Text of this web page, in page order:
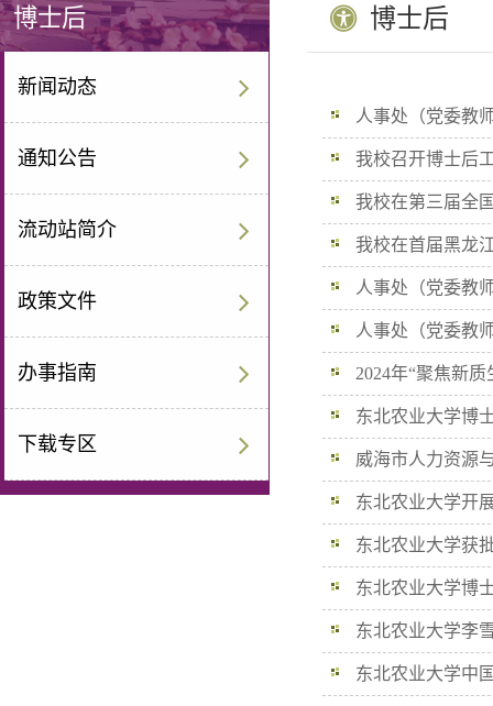
博士后
新闻动态
通知公告
流动站简介
政策文件
办事指南
下载专区
博士后
人事处（党委教
动暨2026年基金项目
我校召开博士后
我校在第三届全
我校在首届黑龙
人事处（党委教
暨2025年基金项目申
人事处（党委教
招收宣传工作布置会
2024年“聚焦新质
东北农业大学成功...
东北农业大学博
威海市人力资源
招收培养工作
东北农业大学开
习活动
东北农业大学获
东北农业大学博
总决赛
东北农业大学李
东北农业大学中